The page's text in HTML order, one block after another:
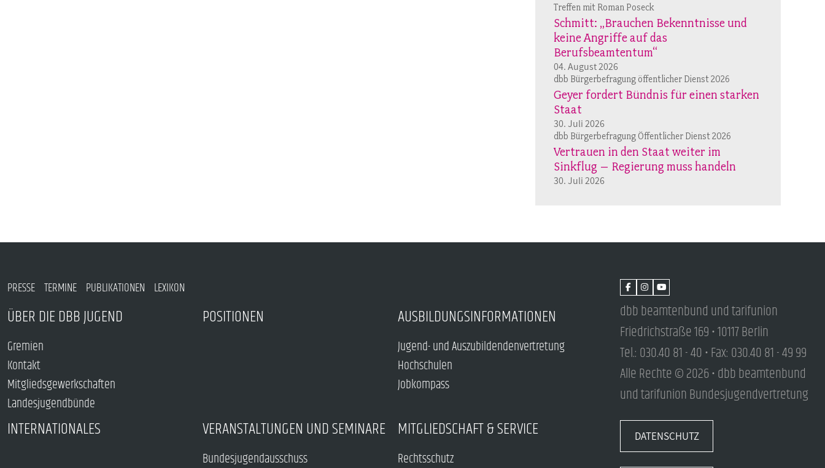
Treffen mit Roman Poseck
Schmitt: „Brauchen Bekenntnisse und
keine Angriffe auf das
Berufsbeamtentum“
04. August 2026
dbb Bürgerbefragung öffentlicher Dienst 2026
Geyer fordert Bündnis für einen starken
Staat
30. Juli 2026
dbb Bürgerbefragung Öffentlicher Dienst 2026
Vertrauen in den Staat weiter im
Sinkflug – Regierung muss handeln
30. Juli 2026
PRESSE TERMINE PUBLIKATIONEN LEXIKON
ÜBER DIE DBB JUGEND
Gremien
Kontakt
Mitgliedsgewerkschaften
Landesjugendbünde
POSITIONEN AUSBILDUNGSINFORMATIONEN
Jugend- und Auszubildendenvertretung
Hochschulen
Jobkompass
INTERNATIONALES VERANSTALTUNGEN UND SEMINARE
Bundesjugendausschuss
MITGLIEDSCHAFT & SERVICE
Rechtsschutz
dbb beamtenbund und tarifunion
Friedrichstraße 169 • 10117 Berlin
Tel.: 030.40 81 - 40 • Fax: 030.40 81 - 49 99
Alle Rechte © 2026 • dbb beamtenbund
und tarifunion Bundesjugendvertretung
DATENSCHUTZ